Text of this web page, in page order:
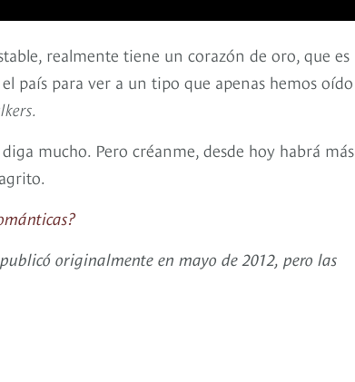
realmente tiene un corazón de oro, que es
país para ver a un tipo que apenas hemos oído
mucho. Pero créanme, desde hoy habrá más
originalmente en mayo de 2012, pero las